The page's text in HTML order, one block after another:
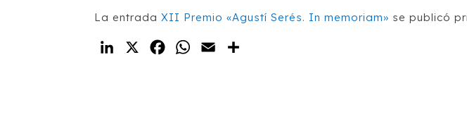
La entradaXII Premio «Agustí Serés. In memoriam» se publicó
LinkedIn
X FacebookWhatsApp
Email